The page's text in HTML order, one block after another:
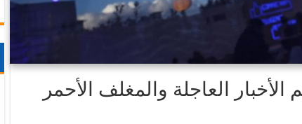
العاجلة والمغلف الأحمر